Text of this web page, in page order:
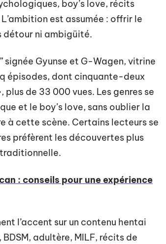
boy’s love, récits
est assumée : offrir le
détour ni ambigüité.
signée Gyunse et G-Wagen, vitrine
épisodes, dont cinquante-deux
de 33 000 vues. Les genres se
et le boy’s love, sans oublier la
à cette scène. Certains lecteurs se
préfèrent les découvertes plus
: conseils pour une expérience
l’accent sur un contenu hentai
adultère, MILF, récits de